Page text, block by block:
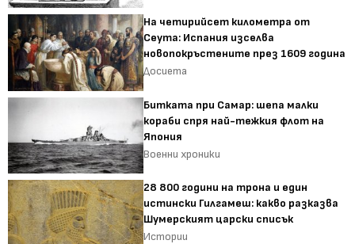
На четирийсет километра от
Сеута: Испания изселва
новопокръстените през 1609 година
Досиета
Битката при Самар: шепа малки
кораби спря най-тежкия флот на
Япония
Военни хроники
28 800 години на трона и един
истински Гилгамеш: какво разказва
Шумерският царски списък
Истории